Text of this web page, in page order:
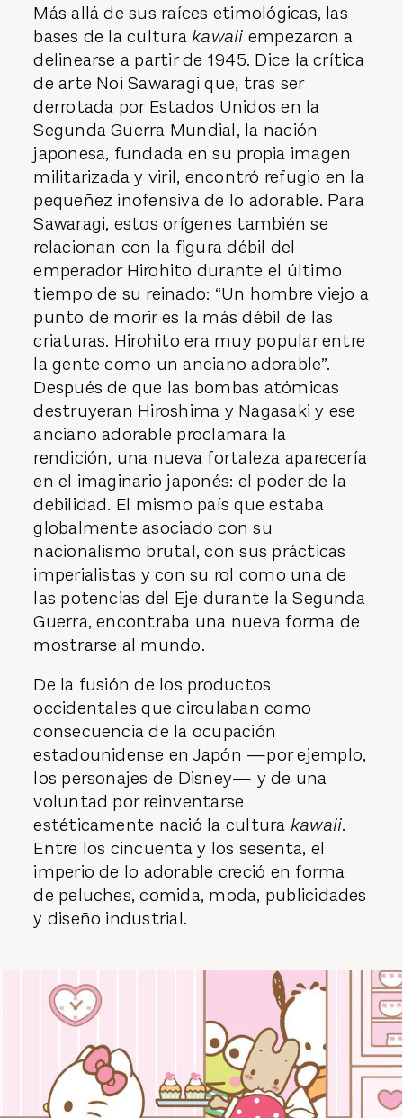
Más allá de sus raíces etimológicas, las
bases de la culturakawaii empezaron a
delinearse a partir de 1945. Dice la crítica
de arte Noi Sawaragi que, tras ser
derrotada por Estados Unidos en la
Segunda Guerra Mundial, la nación
japonesa, fundada en su propia imagen
militarizada y viril, encontró refugio en la
pequeñez inofensiva de lo adorable. Para
Sawaragi, estos orígenes también se
relacionan con la figura débil del
emperador Hirohito durante el último
tiempo de su reinado: “Un hombre viejo a
punto de morir es la más débil de las
criaturas. Hirohito era muy popular entre
la gente como un anciano adorable”.
Después de que las bombas atómicas
destruyeran Hiroshima y Nagasaki y ese
anciano adorable proclamara la
rendición, una nueva fortaleza aparecería
en el imaginario japonés: el poder de la
debilidad. El mismo país que estaba
globalmente asociado con su
nacionalismo brutal, con sus prácticas
imperialistas y con su rol como una de
las potencias del Eje durante la Segunda
Guerra, encontraba una nueva forma de
mostrarse al mundo.
De la fusión de los productos
occidentales que circulaban como
consecuencia de la ocupación
estadounidense en Japón —por ejemplo,
los personajes de Disney— y de una
voluntad por reinventarse
estéticamente nació la cultura kawaii.
Entre los cincuenta y los sesenta, el
imperio de lo adorable creció en forma
de peluches, comida, moda, publicidades
y diseño industrial.